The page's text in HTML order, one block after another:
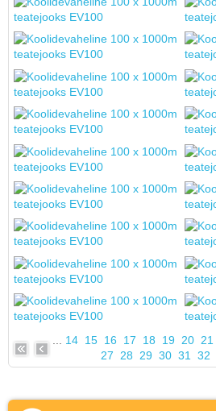
14 15 16 17 18 19 20 21
27
28 29 30 31 32